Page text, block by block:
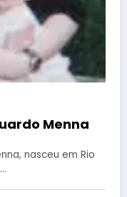
Menna
nasceu em Rio